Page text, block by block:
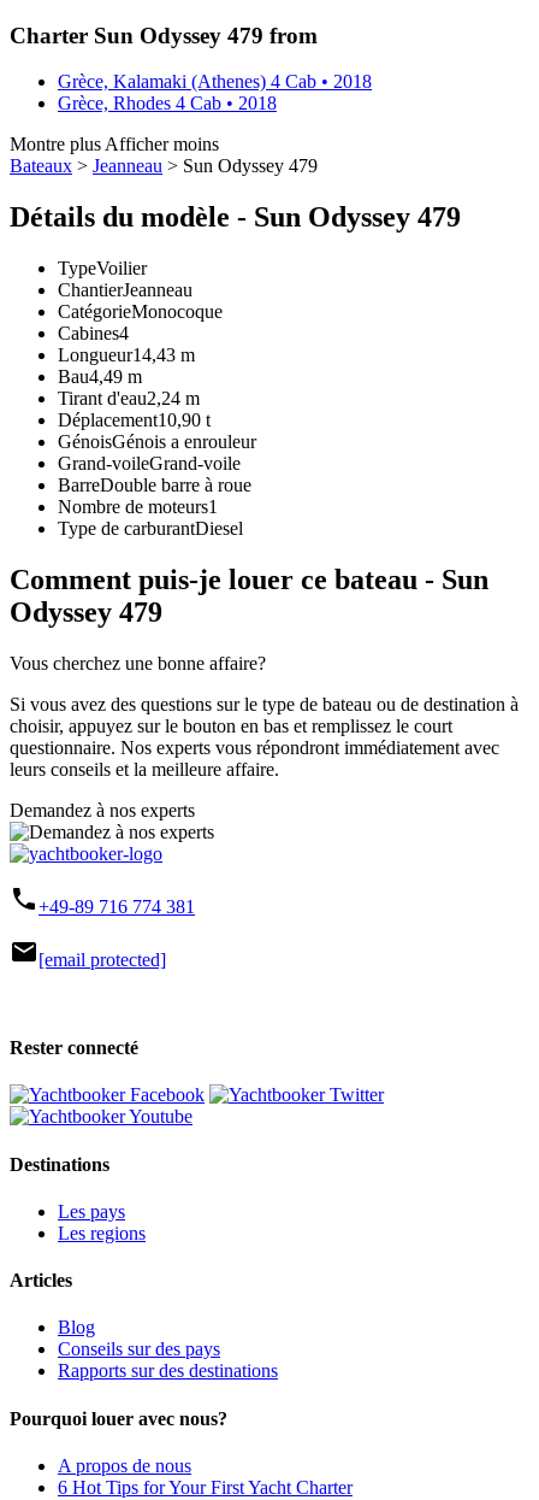
Charter Sun Odyssey 479 from
Grèce, Kalamaki (Athenes) 4 Cab • 2018
Grèce, Rhodes 4 Cab • 2018
Montre plus Afficher moins
Bateaux > Jeanneau > Sun Odyssey 479
Détails du modèle - Sun Odyssey 479
TypeVoilier
ChantierJeanneau
CatégorieMonocoque
Cabines4
Longueur14,43 m
Bau4,49 m
Tirant d'eau2,24 m
Déplacement10,90 t
GénoisGénois a enrouleur
Grand-voileGrand-voile
BarreDouble barre à roue
Nombre de moteurs1
Type de carburantDiesel
Comment puis-je louer ce bateau - Sun
Odyssey 479
Vous cherchez une bonne affaire?
Si vous avez des questions sur le type de bateau ou de destination à
choisir, appuyez sur le bouton en bas et remplissez le court
questionnaire. Nos experts vous répondront immédiatement avec
leurs conseils et la meilleure affaire.
Demandez à nos experts
phone+49-89 716 774 381
mail[email protected]
Rester connecté
Destinations
Les pays
Les regions
Articles
Blog
Conseils sur des pays
Rapports sur des destinations
Pourquoi louer avec nous?
A propos de nous
6 Hot Tips for Your First Yacht Charter